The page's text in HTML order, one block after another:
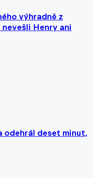
výhradně z
Henry ani
odehrál deset minut,